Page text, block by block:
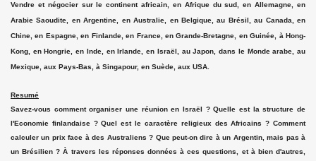
Vendre et négocier sur le continent africain, en Afrique du sud, en Allemagne, en
Arabie Saoudite, en Argentine, en Australie, en Belgique, au Brésil, au Canada, en
Chine, en Espagne, en Finlande, en France, en Grande-Bretagne, en Guinée, à Hong-
Kong, en Hongrie, en Inde, en Irlande, en Israël, au Japon, dans le Monde arabe, au
Mexique, aux Pays-Bas, à Singapour, en Suède, aux USA.
Resumé
Savez-vous comment organiser une réunion en Israël ? Quelle est la structure de
l'Economie finlandaise ? Quel est le caractère religieux des Africains ? Comment
calculer un prix face à des Australiens ? Que peut-on dire à un Argentin, mais pas à
un Brésilien ? À travers les réponses données à ces questions, et à bien d'autres,